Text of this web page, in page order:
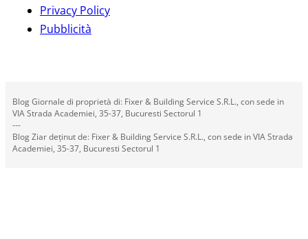
Privacy Policy
Pubblicità
Blog Giornale di proprietà di: Fixer & Building Service S.R.L., con sede in
VIA Strada Academiei, 35-37, Bucuresti Sectorul 1
---
Blog Ziar deținut de: Fixer & Building Service S.R.L., con sede in VIA Strada
Academiei, 35-37, Bucuresti Sectorul 1